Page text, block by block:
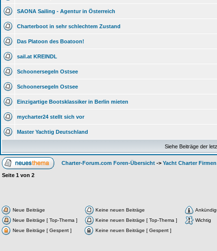
SAONA Sailing - Agentur in Österreich
Charterboot in sehr schlechtem Zustand
Das Platoon des Boatoon!
sail.at KREINDL
Schoonersegeln Ostsee
Schoonersegeln Ostsee
Einzigartige Bootsklassiker in Berlin mieten
mycharter24 stellt sich vor
Master Yachtig Deutschland
Siehe Beiträge der
Charter-Forum.com Foren-Übersicht -> Yacht Charter
Seite 1 von 2
Neue Beiträge Keine neuen Beiträge
Neue Beiträge [ Top-Thema ]
Keine neuen Beiträge [ Top-Thema ]
Wichtig
Neue Beiträge [ Gesperrt ]
Keine neuen Beiträge [ Gesperrt ]